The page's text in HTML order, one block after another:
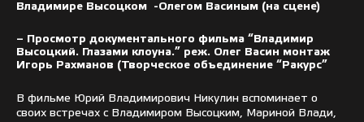
Владимире Высоцком -Олегом Васиным (на сцене)
– Просмотр документального фильма “Владимир
Высоцкий. Глазами клоуна.” реж. Олег Васин монтаж
Игорь Рахманов (Творческое объединение “Ракурс”
В фильме Юрий Владимирович Никулин вспоминает о
своих встречах с Владимиром Высоцким, Мариной Влади,